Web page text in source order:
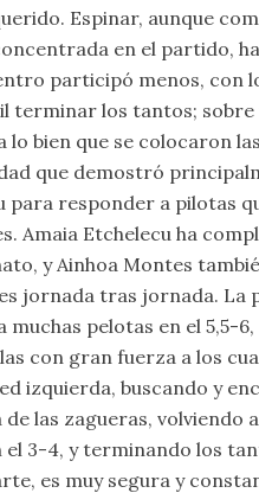
Espinar, aunque
en el partido,
participó menos, con
terminar los tantos;
lo bien que se colocaron
que demostró
para responder a pilotas
Amaia Etchelecu ha
y Ainhoa Montes
jornada tras jornada. La
muchas pelotas en el 5,5-6,
con gran fuerza a los
izquierda, buscando y
las zagueras, volviendo
el 3-4, y terminando los
es muy segura y